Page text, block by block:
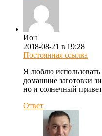
Ион
2018-08-21 в 19:28
Постоянная ссылка
Я люблю
домашние заготовки
но и солнечный привет
Ответ